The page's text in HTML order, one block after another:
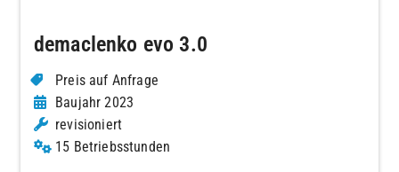
demaclenko evo 3.0
Preis auf Anfrage
Baujahr 2023
revisioniert
15 Betriebsstunden